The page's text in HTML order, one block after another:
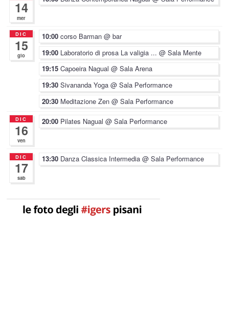
14
mer
DIC
15
gio
10:00corso Barman@ bar
19:00 Laboratorio di prosa La valigia ...@ Sala Mente
19:15Capoeira Nagual@ Sala Arena
19:30Sivananda Yoga@ Sala Performance
20:30 Meditazione Zen@ Sala Performance
DIC
16
ven
20:00 Pilates Nagual@ Sala Performance
DIC
17
sab
13:30 Danza Classica Intermedia@ Sala Performance